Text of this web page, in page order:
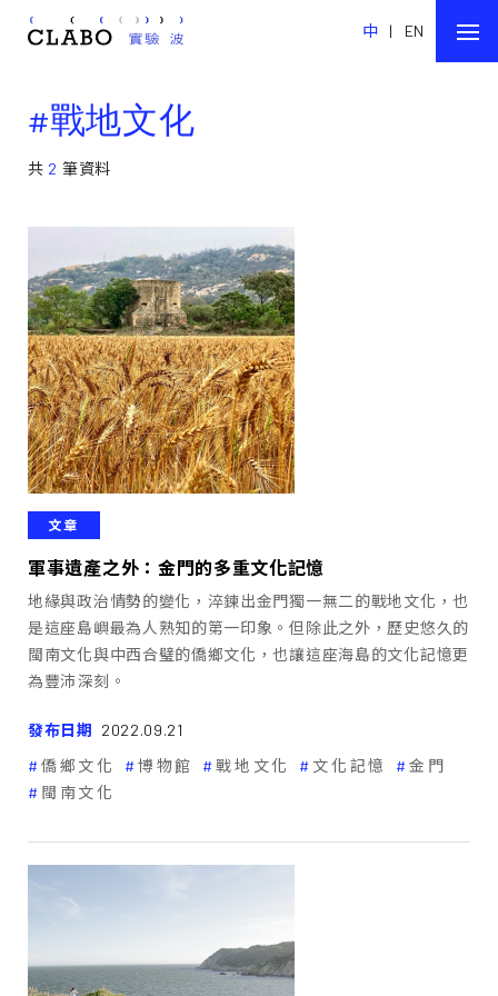
中 | EN
#戰地文化
共 2 筆資料
文章
軍事遺產之外：金門的多重文化記憶
地緣與政治情勢的變化，淬鍊出金門獨一無二的戰地文化，也
是這座島嶼最為人熟知的第一印象。但除此之外，歷史悠久的
閩南文化與中西合璧的僑鄉文化，也讓這座海島的文化記憶更
為豐沛深刻。
發布日期 2022.09.21
僑鄉文化
博物館 戰地文化 文化記憶
金門
閩南文化